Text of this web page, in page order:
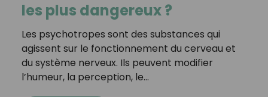
les plus dangereux ?
Les psychotropes sont des substances qui
agissent sur le fonctionnement du cerveau et
du système nerveux. Ils peuvent modifier
l’humeur, la perception, le…